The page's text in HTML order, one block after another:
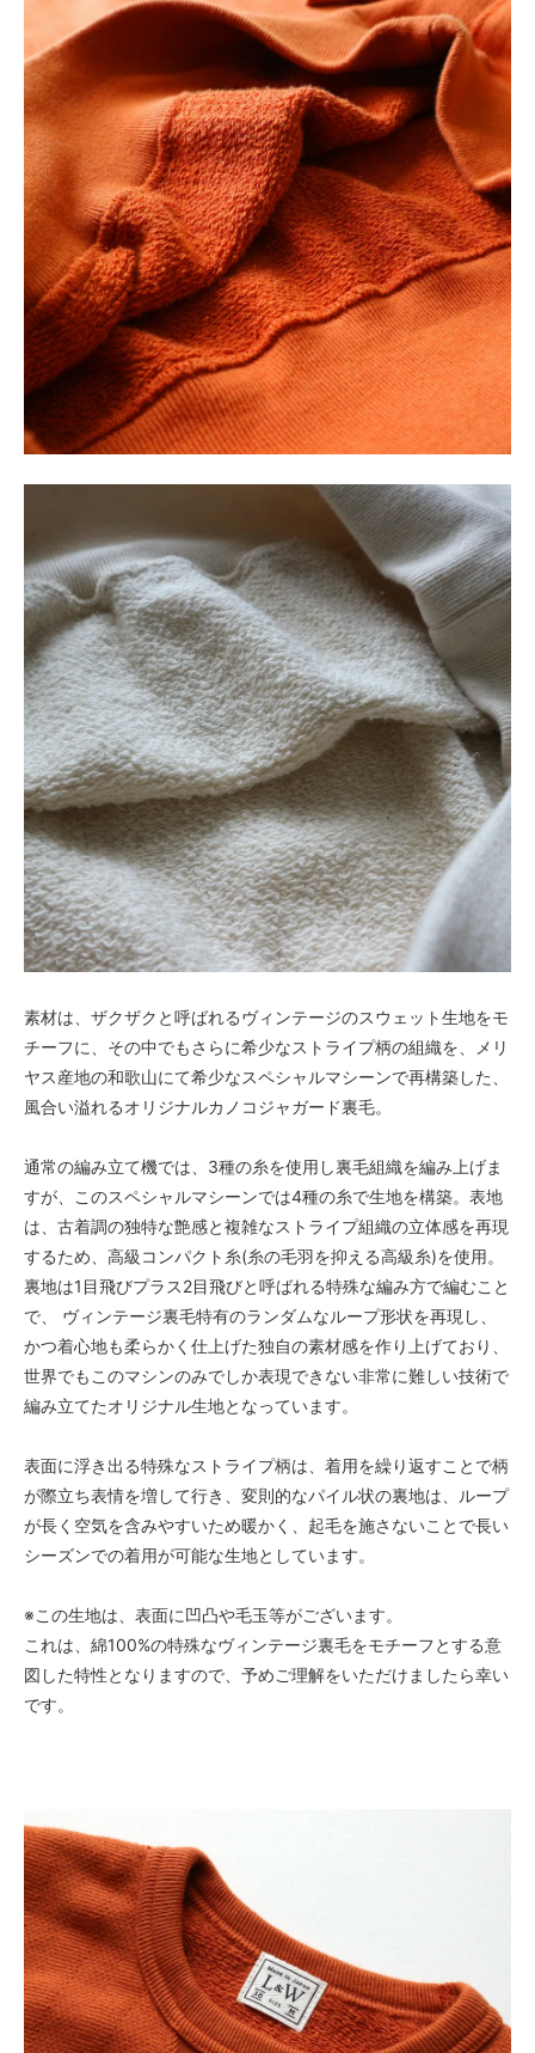
素材は、ザクザクと呼ばれるヴィンテージのスウェット生地をモ
チーフに、その中でもさらに希少なストライプ柄の組織を、メリ
ヤス産地の和歌山にて希少なスペシャルマシーンで再構築した、
風合い溢れるオリジナルカノコジャガード裏毛。
通常の編み立て機では、3種の糸を使用し裏毛組織を編み上げま
すが、このスペシャルマシーンでは4種の糸で生地を構築。表地
は、古着調の独特な艶感と複雑なストライプ組織の立体感を再現
するため、高級コンパクト糸(糸の毛羽を抑える高級糸)を使用。
裏地は1目飛びプラス2目飛びと呼ばれる特殊な編み方で編むこと
で、 ヴィンテージ裏毛特有のランダムなループ形状を再現し、
かつ着心地も柔らかく仕上げた独自の素材感を作り上げており、
世界でもこのマシンのみでしか表現できない非常に難しい技術で
編み立てたオリジナル生地となっています。
表面に浮き出る特殊なストライプ柄は、着用を繰り返すことで柄
が際立ち表情を増して行き、変則的なパイル状の裏地は、ループ
が長く空気を含みやすいため暖かく、起毛を施さないことで長い
シーズンでの着用が可能な生地としています。
※この生地は、表面に凹凸や毛玉等がございます。
これは、綿100%の特殊なヴィンテージ裏毛をモチーフとする意
図した特性となりますので、予めご理解をいただけましたら幸い
です。